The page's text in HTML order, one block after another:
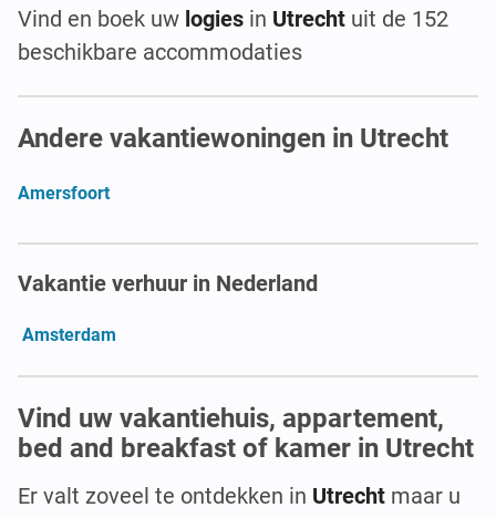
Vind en boek uw logies in Utrecht uit de 152
beschikbare accommodaties
Andere vakantiewoningen in Utrecht
Amersfoort
Vakantie verhuur in Nederland
Amsterdam
Vind uw vakantiehuis, appartement,
bed and breakfast of kamer in Utrecht
Er valt zoveel te ontdekken in Utrecht maar u